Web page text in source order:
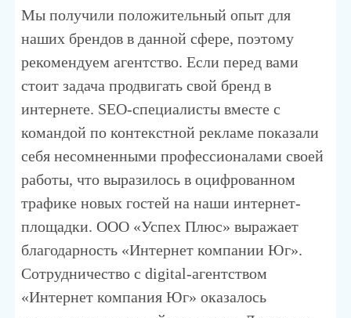
Мы получили положительный опыт для
наших брендов в данной сфере, поэтому
рекомендуем агентство. Если перед вами
стоит задача продвигать свой бренд в
интернете. SEO-специалисты вместе с
командой по контекстной рекламе показали
себя несомненными профессионалами своей
работы, что выразилось в оцифрованном
трафике новых гостей на наши интернет-
площадки. ООО «Успех Плюс» выражает
благодарность «Интернет компании Юг».
Сотрудничество с digital-агентством
«Интернет компания Юг» оказалось